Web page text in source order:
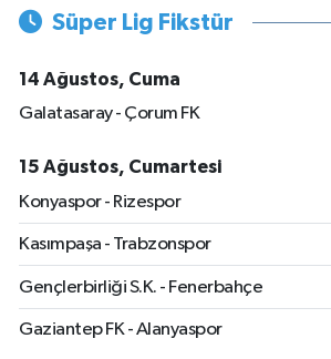
Süper Lig Fikstür
14 Ağustos, Cuma
Galatasaray - Çorum FK
15 Ağustos, Cumartesi
Konyaspor - Rizespor
Kasımpaşa - Trabzonspor
Gençlerbirliği S.K. - Fenerbahçe
Gaziantep FK - Alanyaspor